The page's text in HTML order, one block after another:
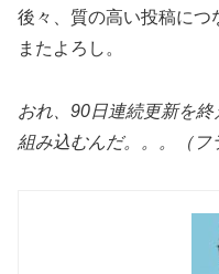
後々、質の高い投稿につ
またよろし。
おれ、90日連続更新を
組み込むんだ。。。（フ